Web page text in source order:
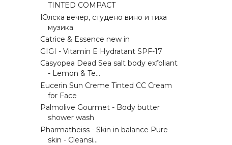
TINTED COMPACT
Юлска вечер, студено вино и тиха
музика
Catrice & Essence new in
GIGI - Vitamin E Hydratant SPF-17
Casyopea Dead Sea salt body exfoliant
- Lemon & Te...
Eucerin Sun Creme Tinted CC Cream
for Face
Palmolive Gourmet - Body butter
shower wash
Pharmatheiss - Skin in balance Pure
skin - Cleansi...